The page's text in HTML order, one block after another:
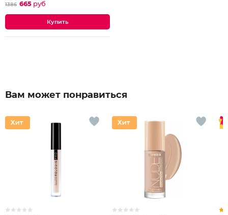
1386 665 руб
Вам может понравиться